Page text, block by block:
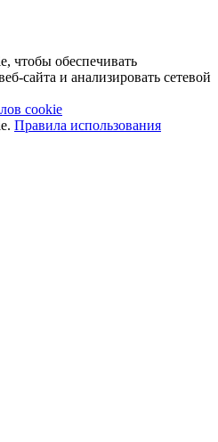
чтобы обеспечивать
сайта и анализировать сетевой
cookie
Правила использования